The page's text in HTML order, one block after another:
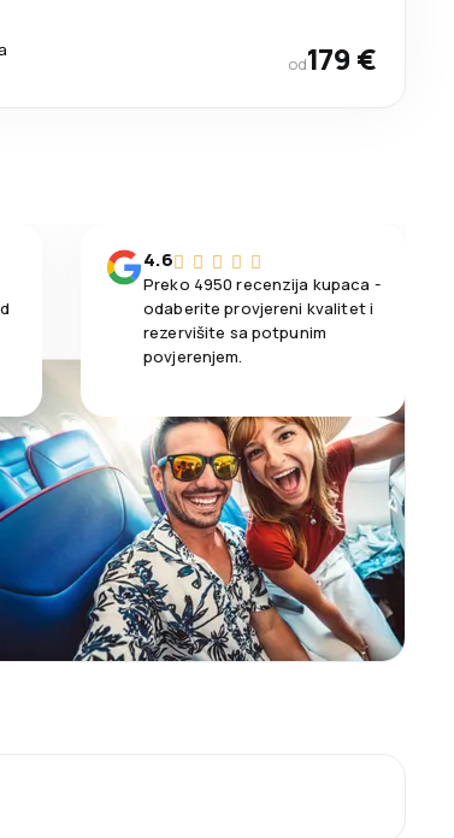
od179 €
4.6
Preko 4950 recenzija kupaca -
odaberite provjereni kvalitet i
rezervišite sa potpunim
povjerenjem.